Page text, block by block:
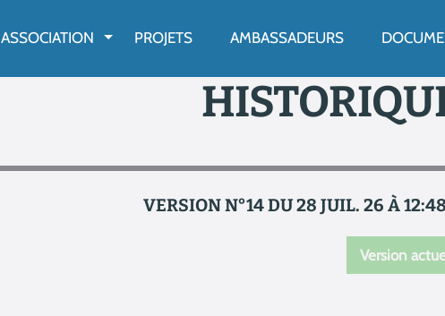
ASSOCIATION AFFICHER LE MENU
PROJETS AMBASSADEURS
VERSION N°14 DU 28 JUIL. 26 À
Version